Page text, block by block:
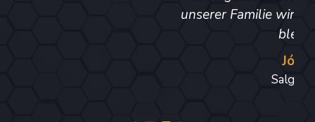
unserer Familie wird für immer bestehen